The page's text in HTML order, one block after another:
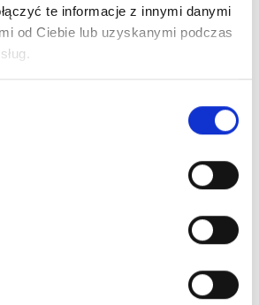
te informacje z innymi danymi
od Ciebie lub uzyskanymi podczas
najkorzystniejszą
ofertę Leasingu